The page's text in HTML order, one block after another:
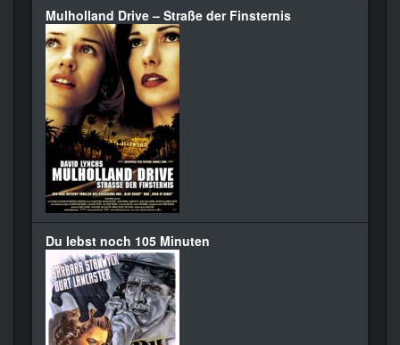
Mulholland Drive – Straße der Finsternis
Du lebst noch 105 Minuten